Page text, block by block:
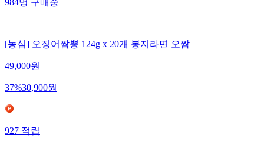
984명구매중
[농심] 오징어짬뽕 124g x 20개 봉지라면 오짬
49,000원
37%30,900원
927적립